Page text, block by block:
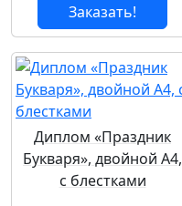
Заказать!
Диплом «Праздник
Букваря», двойной А4,
с блестками